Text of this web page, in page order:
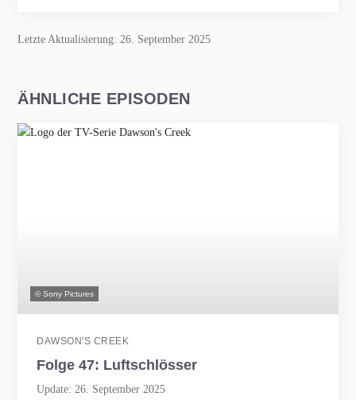
Letzte Aktualisierung: 26. September 2025
ÄHNLICHE EPISODEN
© Sony Pictures
DAWSON'S CREEK
Folge 47: Luftschlösser
Update: 26. September 2025